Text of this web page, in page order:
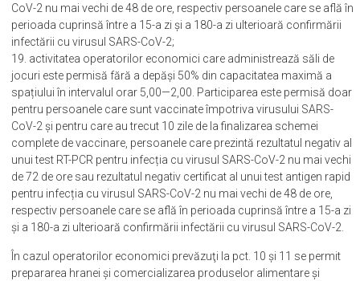
CoV-2 nu mai vechi de 48 de ore, respectiv persoanele care se află în
perioada cuprinsă între a 15-a zi și a 180-a zi ulterioară confirmării
infectării cu virusul SARS-CoV-2;
19. activitatea operatorilor economici care administrează săli de
jocuri este permisă fără a depăși 50% din capacitatea maximă a
spațiului în intervalul orar 5,00—2,00. Participarea este permisă doar
pentru persoanele care sunt vaccinate împotriva virusului SARS-
CoV-2 și pentru care au trecut 10 zile de la finalizarea schemei
complete de vaccinare, persoanele care prezintă rezultatul negativ al
unui test RT-PCR pentru infecția cu virusul SARS-CoV-2 nu mai vechi
de 72 de ore sau rezultatul negativ certificat al unui test antigen rapid
pentru infecția cu virusul SARS-CoV-2 nu mai vechi de 48 de ore,
respectiv persoanele care se află în perioada cuprinsă între a 15-a zi
și a 180-a zi ulterioară confirmării infectării cu virusul SARS-CoV-2.
În cazul operatorilor economici prevăzuţi la pct. 10 şi 11 se permit
prepararea hranei şi comercializarea produselor alimentare şi